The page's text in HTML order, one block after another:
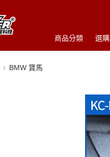
商品分類 選
BMW 寶馬